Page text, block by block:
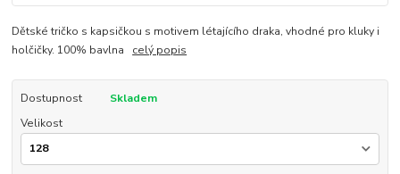
Dětské tričko s kapsičkou s motivem létajícího draka, vhodné pro kluky i
holčičky. 100% bavlna celý popis
Dostupnost
Skladem
Velikost